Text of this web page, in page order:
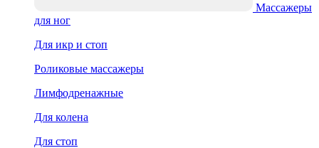
Массажеры
для ног
Для икр и стоп
Роликовые массажеры
Лимфодренажные
Для колена
Для стоп